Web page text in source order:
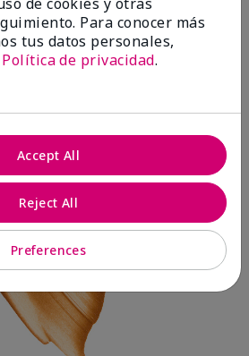
Para conocer más
tus datos personales,
Política de privacidad.
Preferences
Reject All
Accept All